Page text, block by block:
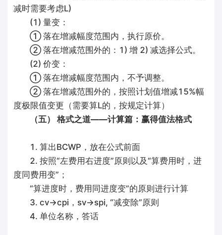
减时需要考虑L)
(1) 量变：
① 落在增减幅度范围内，执行原价。
② 落在增减范围外的：1) 增 2) 减选择公式。
(2) 价变：
① 落在增减幅度范围内，不予调整。
② 落在增减范围外的，按照计划值增减15%幅
度极限值变更（需要算L的，按规定计算）
（五） 格式之道——计算篇：赢得值法格式
1. 算出BCWP，放在公式前面
2. 按照“左费用右进度”原则以及“算费用时，进
度同费用变”；
“算进度时，费用同进度变”的原则进行计算
3. cv→cpi，sv→spi, “减变除”原则
4. 单位名称，答话